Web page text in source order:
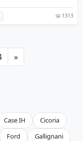
1313
»
Case IH
Cicoria
Ford
Gallignani